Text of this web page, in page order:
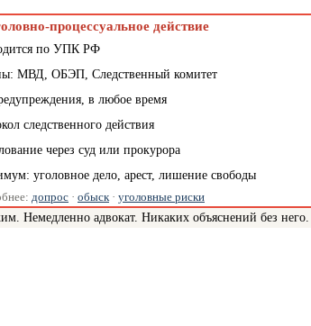
процессуальное действие
по УПК РФ
МВД, ОБЭП, Следственный комитет
в любое время
следственного действия
через суд или прокурора
уголовное дело, арест, лишение свободы
допрос · обыск · уголовные риски
адвокат. Никаких объяснений без